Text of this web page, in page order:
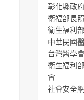
彰化縣政府
衛福部長
衛生福利
中華民國
台灣醫學會
衛生福利
會
社會安全